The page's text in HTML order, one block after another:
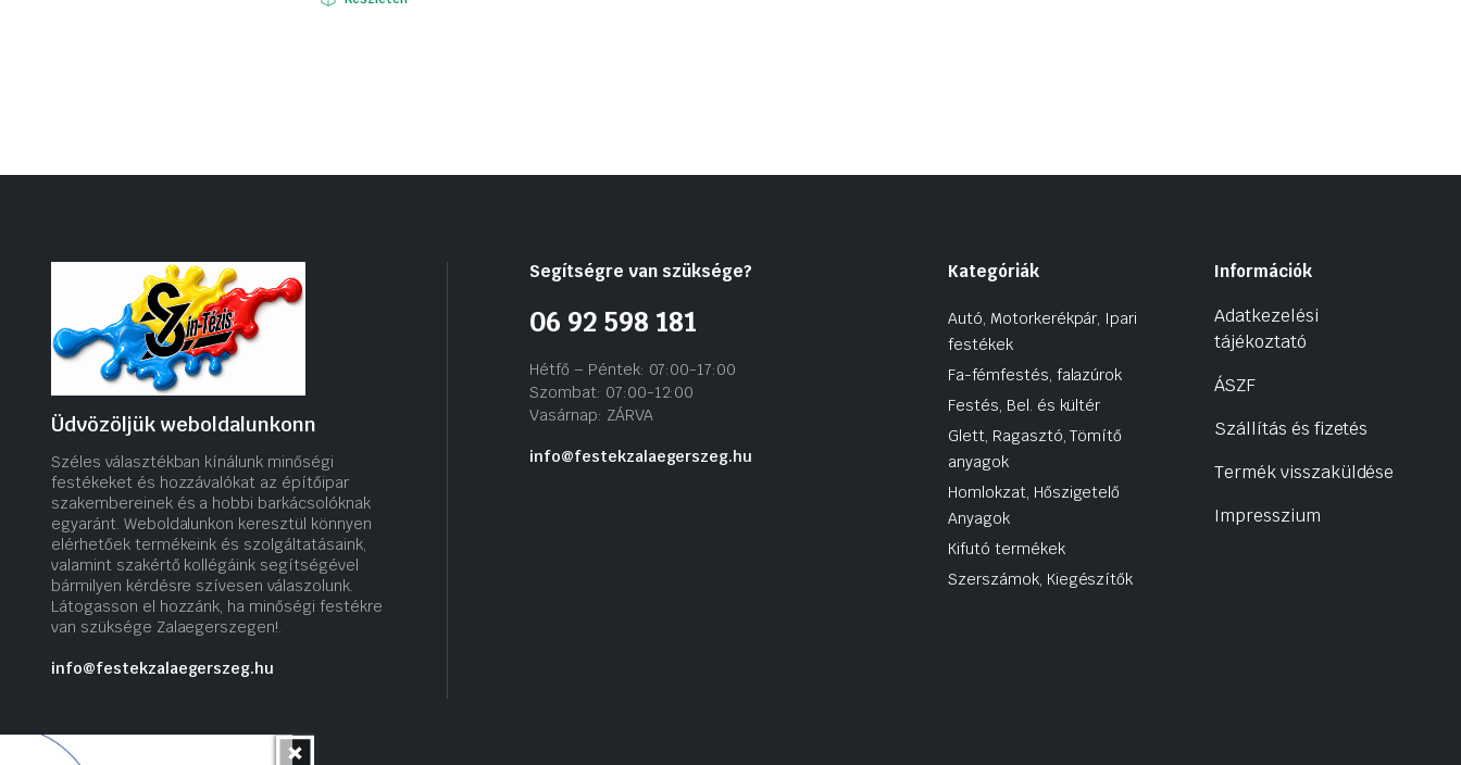
Üdvözöljük weboldalunkonn
Széles választékban kínálunk minőségi
festékeket és hozzávalókat az építőipar
szakembereinek és a hobbi barkácsolóknak
egyaránt. Weboldalunkon keresztül könnyen
elérhetőek termékeink és szolgáltatásaink,
valamint szakértő kollégáink segítségével
bármilyen kérdésre szívesen válaszolunk.
Látogasson el hozzánk, ha minőségi festékre
van szüksége Zalaegerszegen!.
info@festekzalaegerszeg.hu
Segítségre van szüksége?
06 92 598 181
Hétfő – Péntek: 07:00-17:00
Szombat: 07:00-12:00
Vasárnap: ZÁRVA
info@festekzalaegerszeg.hu
Kategóriák
Autó, Motorkerékpár, Ipari
festékek
Fa-fémfestés, falazúrok
Festés, Bel. és kültér
Glett, Ragasztó, Tömítő
anyagok
Homlokzat, Hőszigetelő
Anyagok
Kifutó termékek
Szerszámok, Kiegészítők
Információk
Adatkezelési
tájékoztató
ÁSZF
Szállítás és fizetés
Termék visszaküldése
Impresszium